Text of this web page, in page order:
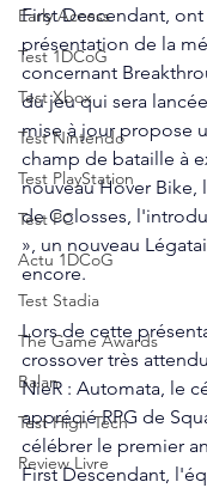
Early Access
Test 1DCoG
Test Xbox
Test Nintendo
Test PlayStation
Test PC
Actu 1DCoG
Test Stadia
The Game Awards
Balan
Test High Tech
Review Livre
First Descendant,
présentation de la
concernant
du jeu qui sera
mise à jour propose
champ de bataille à
nouveau Hover Bike,
de Colosses,
», un nouveau
encore.
Lors de cette
crossover très
NieR : Automata, le
apprécié RPG de
célébrer le premier
First Descendant,